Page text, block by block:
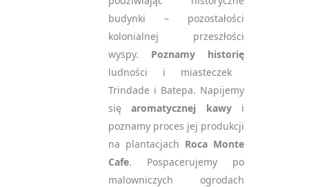
budynki – pozostałości
kolonialnej przeszłości
wyspy. Poznamy historię
ludności i miasteczek
Trindade i Batepa. Napijemy
sięaromatycznej kawyi
poznamy proces jej produkcji
na plantacjach Roca Monte
Cafe. Pospacerujemy po
malowniczych ogrodach